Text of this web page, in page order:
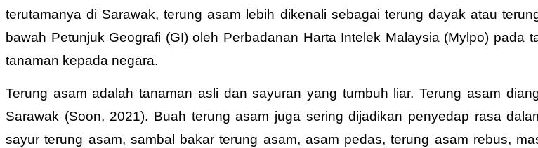
terutamanya di Sarawak, terung asam lebih dikenali sebagai terung dayak atau
bawah Petunjuk Geografi (GI) oleh Perbadanan Harta Intelek Malaysia (Mylpo)
tanaman kepada negara.
Terung asam adalah tanaman asli dan sayuran yang tumbuh liar. Terung asam
Sarawak (Soon, 2021). Buah terung asam juga sering dijadikan penyedap rasa
sayur terung asam, sambal bakar terung asam, asam pedas,terung asam rebus,